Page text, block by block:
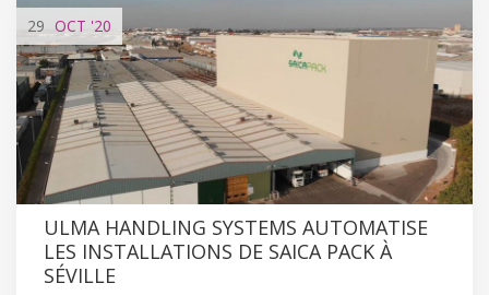
29 OCT '20
ULMA HANDLING SYSTEMS AUTOMATISE
LES INSTALLATIONS DE SAICA PACK À
SÉVILLE